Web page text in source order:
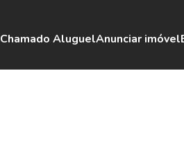
Chamado AluguelAnunciar imóvel